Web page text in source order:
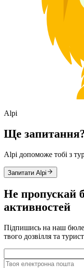
Alpi
Ще
Alpi допоможе тобі з
Запитати Alpi
Не пропускай
активностей
Підпишись на наш
твого дозвілля та